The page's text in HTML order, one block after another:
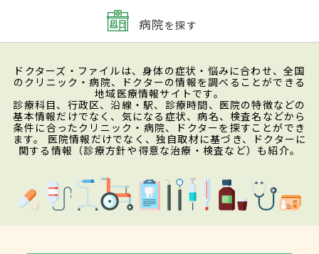
病院を探す
ドクターズ・ファイルは、身体の症状・悩みに合わせ、全国
のクリニック・病院、ドクターの情報を調べることができる
地域医療情報サイトです。
診療科目、行政区、沿線・駅、診療時間、医院の特徴などの
基本情報だけでなく、気になる症状、病名、検査名などから
条件に合ったクリニック・病院、ドクターを探すことができ
ます。 医院情報だけでなく、独自取材に基づき、ドクターに
関する情報（診療方針や得意な治療・検査など）も紹介。